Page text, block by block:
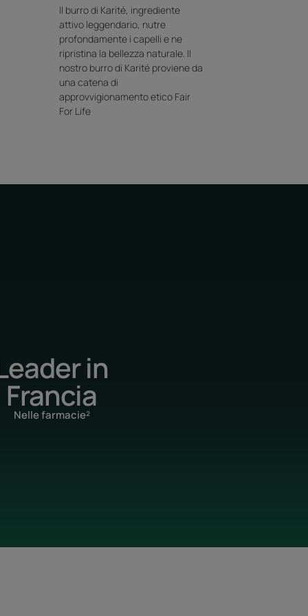
: il Burro di Karité, leggendario principio
secche e danneggiate, mentre le
elasticità e resistenza.
AL TATTO : deliziosamente
Il burro di Karité, ingrediente
attivo leggendario, nutre
profondamente i capelli e ne
ripristina la bellezza naturale. Il
nostro burro di Karité proviene da
una catena di
approvvigionamento etico Fair
For Life
in
Francia
Nelle farmacie²